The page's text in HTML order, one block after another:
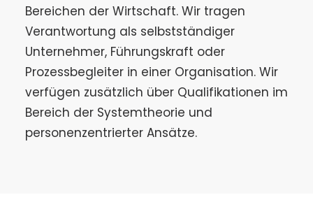
Bereichen der Wirtschaft. Wir tragen
Verantwortung als selbstständiger
Unternehmer, Führungskraft oder
Prozessbegleiter in einer Organisation. Wir
verfügen zusätzlich über Qualifikationen im
Bereich der Systemtheorie und
personenzentrierter Ansätze.